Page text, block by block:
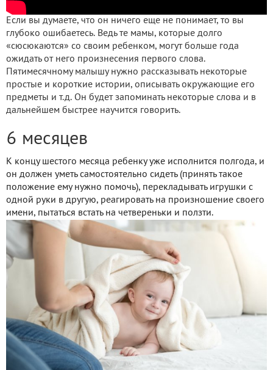
Если вы думаете, что он ничего еще не понимает, то вы
глубоко ошибаетесь. Ведь те мамы, которые долго
«сюсюкаются» со своим ребенком, могут больше года
ожидать от него произнесения первого слова.
Пятимесячному малышу нужно рассказывать некоторые
простые и короткие истории, описывать окружающие его
предметы и т.д. Он будет запоминать некоторые слова и в
дальнейшем быстрее научится говорить.
6 месяцев
К концу шестого месяца ребенку уже исполнится полгода, и
он должен уметь самостоятельно сидеть (принять такое
положение ему нужно помочь), перекладывать игрушки с
одной руки в другую, реагировать на произношение своего
имени, пытаться встать на четвереньки и ползти.